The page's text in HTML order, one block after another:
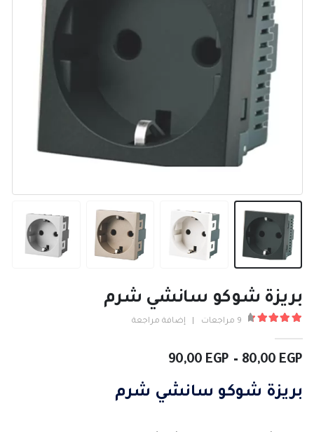
بريزة شوكو سانشي شرم
9 مراجعات إضافة مراجعة
80,00 EGP
–
90,00 EGP
من
بريزة شوكو سانشي شرم